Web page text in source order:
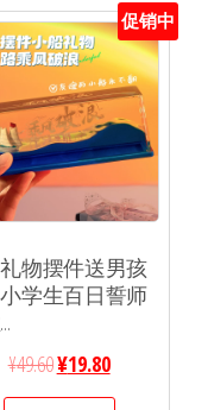
促销中
物摆件送男孩
学生百日誓师
¥49.60¥19.80